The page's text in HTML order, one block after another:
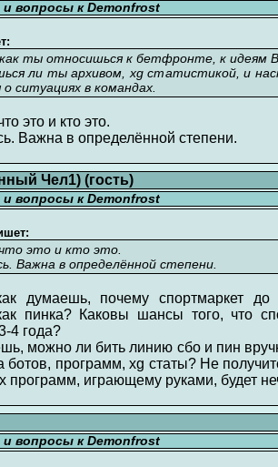
вопросы к Demonfrost
ты относишься к бетфронте, к идеям
ли ты архивом, xg статистикой, и
ситуациях в командах.
это и кто это.
Важна в определённой степени.
Чел1) (гость)
вопросы к Demonfrost
это и кто это.
Важна в определённой степени.
думаешь, почему спортмаркет
пинка? Каковы шансы того, что
4 года?
можно ли бить линию сбо и пин
ботов, программ, xg статы? Не
программ, играющему руками, будет
вопросы к Demonfrost